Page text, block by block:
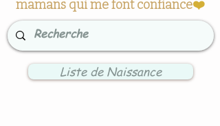
mamans qui me font confiance❤️
Liste de Naissance